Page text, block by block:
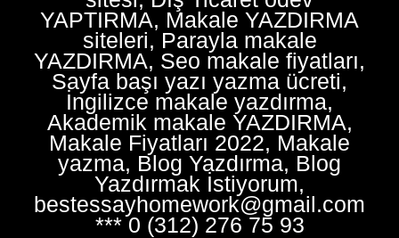
YAPTIRMA, Makale YAZDIRMA
siteleri, Parayla makale
YAZDIRMA, Seo makale fiyatları,
Sayfa başı yazı yazma ücreti,
İngilizce makale yazdırma,
Akademik makale YAZDIRMA,
Makale Fiyatları 2022, Makale
yazma, Blog Yazdırma, Blog
Yazdırmak İstiyorum,
bestessayhomework@gmail.com
*** 0 (312) 276 75 93